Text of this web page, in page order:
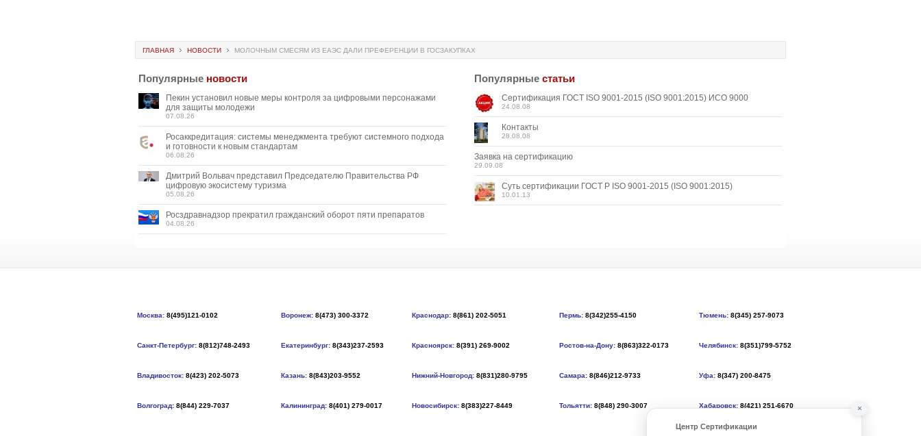
ГЛАВНАЯ НОВОСТИ МОЛОЧНЫМ СМЕСЯМ ИЗ ЕАЭС ДАЛИ ПРЕФЕРЕНЦИИ В ГОСЗАКУПКАХ
Популярные новости
Пекин установил новые меры контроля за цифровыми персонажами
для защиты молодежи
07.08.26
Росаккредитация: системы менеджмента требуют системного подхода
и готовности к новым стандартам
06.08.26
Дмитрий Вольвач представил Председателю Правительства РФ
цифровую экосистему туризма
05.08.26
Росздравнадзор прекратил гражданский оборот пяти препаратов
04.08.26
Популярныестатьи
Сертификация ГОСТ ISO 9001-2015 (ISO 9001:2015) ИСО 9000
24.08.08
Контакты
28.08.08
Заявка на сертификацию
29.09.08
Суть сертификации ГОСТ Р ISO 9001-2015 (ISO 9001:2015)
10.01.13
Москва: 8(495)121-0102 Воронеж: 8(473) 300-3372 Краснодар: 8(861) 202-5051 Пермь: 8(342)255-4150 Тюмень: 8(345) 257-9073
Санкт-Петербург: 8(812)748-2493 Екатеринбург: 8(343)237-2593 Красноярск: 8(391) 269-9002 Ростов-на-Дону: 8(863)322-0173 Челябинск: 8(351)799-5752
Владивосток: 8(423) 202-5073 Казань: 8(843)203-9552 Нижний-Новгород: 8(831)280-9795 Самара: 8(846)212-9733 Уфа: 8(347) 200-8475
Волгоград: 8(844) 229-7037 Калининград: 8(401) 279-0017 Новосибирск: 8(383)227-8449 Тольятти: 8(848) 290-3007 Хабаровск: 8(421) 251-6670 ×
Центр Сертификации